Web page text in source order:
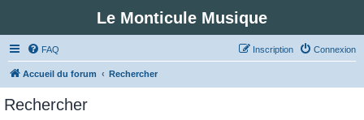
Le Monticule Musique
FAQ Connexion
Inscription
Accueil du forum Rechercher
Rechercher